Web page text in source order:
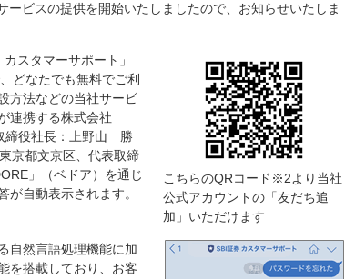
ビスの提供を開始いたしましたので、お知らせいたしま
スタマーサポート」
どなたでも無料でご利
方法などの当社サービ
連携する株式会社
締役社長：上野山 勝
京都文京区、代表取締
」（ベドア）を通じ
が自動表示されます。
こちらのQRコード※2より当社
公式アカウントの「友だち追
加」いただけます
自然言語処理機能に加
を搭載しており、お客